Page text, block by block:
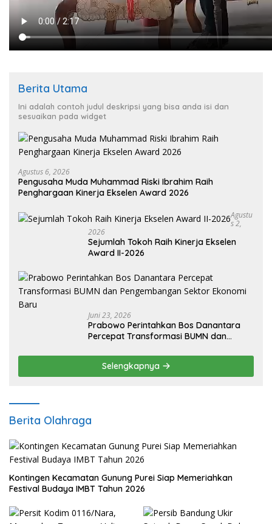
Berita Utama
Ini adalah contoh judul deskripsi yang bisa anda isi dan
sesuaikan pada widget
Agustus 6, 2026
Pengusaha Muda Muhammad Riski Ibrahim Raih
Penghargaan Kinerja Ekselen Award 2026
Agustu
S 2,
2026
Sejumlah Tokoh Raih Kinerja Ekselen
Award II-2026
Juni 23, 2026
Prabowo Perintahkan Bos Danantara
Percepat Transformasi BUMN dan
Selengkapnya
Berita Olahraga
Kontingen Kecamatan Gunung Purei Siap Memeriahkan
Festival Budaya IMBT Tahun 2026